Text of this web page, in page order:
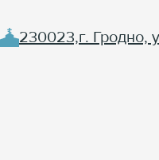
230023,г. Гродно,